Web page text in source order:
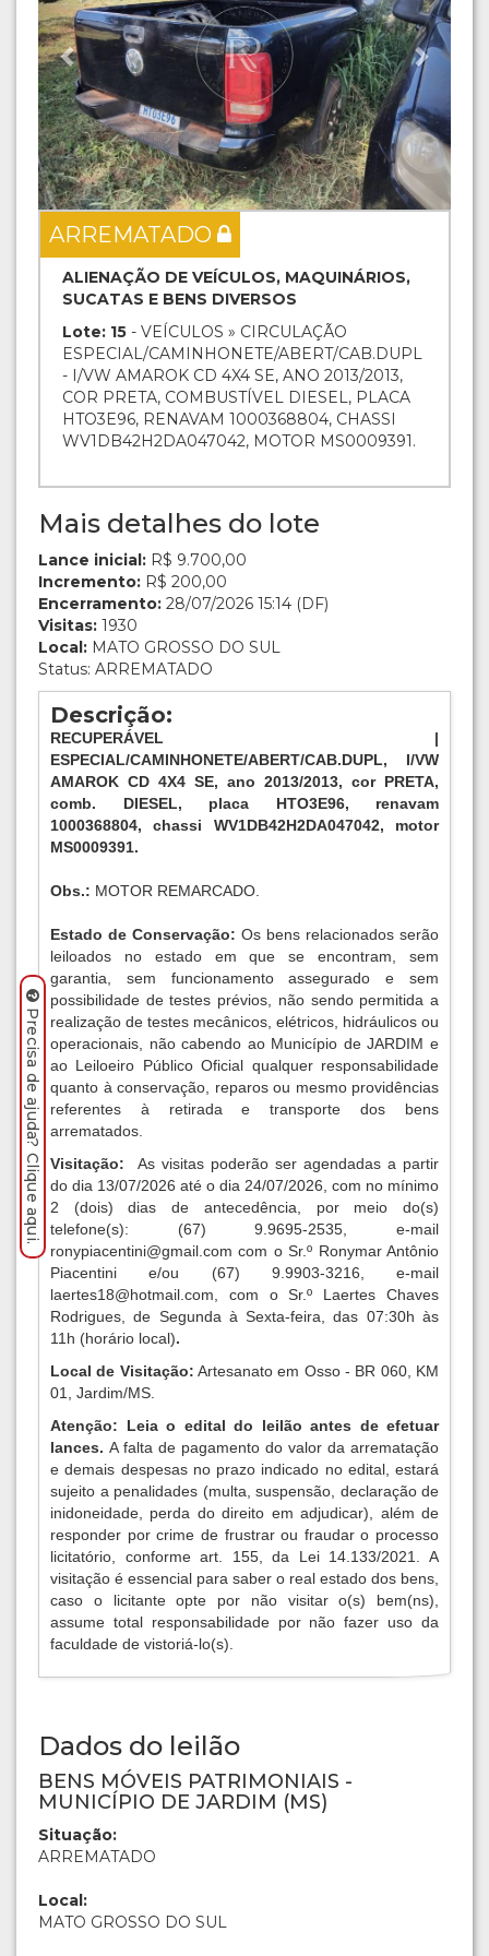
ARREMATADO
ALIENAÇÃO DE VEÍCULOS, MAQUINÁRIOS,
SUCATAS E BENS DIVERSOS
Lote: 15 - VEÍCULOS » CIRCULAÇÃO
ESPECIAL/CAMINHONETE/ABERT/CAB.DUPL
- I/VW AMAROK CD 4X4 SE, ANO 2013/2013,
COR PRETA, COMBUSTÍVEL DIESEL, PLACA
HTO3E96, RENAVAM 1000368804, CHASSI
WV1DB42H2DA047042, MOTOR MS0009391.
Mais detalhes do lote
Lance inicial: R$ 9.700,00
Incremento: R$ 200,00
Encerramento: 28/07/2026 15:14 (DF)
Visitas: 1930
Local: MATO GROSSO DO SUL
Status: ARREMATADO
Descrição:
RECUPERÁVEL |
ESPECIAL/CAMINHONETE/ABERT/CAB.DUPL, I/VW
AMAROK CD 4X4 SE, ano 2013/2013, cor PRETA,
comb. DIESEL, placa HTO3E96, renavam
1000368804, chassi WV1DB42H2DA047042, motor
MS0009391.
Obs.: MOTOR REMARCADO.
Estado de Conservação: Os bens relacionados serão
leiloados no estado em que se encontram, sem
garantia, sem funcionamento assegurado e sem
possibilidade de testes prévios, não sendo permitida a
realização de testes mecânicos, elétricos, hidráulicos ou
operacionais, não cabendo ao Município de JARDIM e
ao Leiloeiro Público Oficial qualquer responsabilidade
quanto à conservação, reparos ou mesmo providências
referentes à retirada e transporte dos bens
arrematados.
Visitação: As visitas poderão ser agendadas a partir
do dia 13/07/2026 até o dia 24/07/2026, com no mínimo
2 (dois) dias de antecedência, por meio do(s)
telefone(s): (67) 9.9695-2535, e-mail
ronypiacentini@gmail.com com o Sr.º Ronymar Antônio
Piacentini e/ou (67) 9.9903-3216, e-mail
laertes18@hotmail.com, com o Sr.º Laertes Chaves
Rodrigues, de Segunda à Sexta-feira, das 07:30h às
11h (horário local).
Local de Visitação: Artesanato em Osso - BR 060, KM
01, Jardim/MS.
Atenção: Leia o edital do leilão antes de efetuar
lances. A falta de pagamento do valor da arrematação
e demais despesas no prazo indicado no edital, estará
sujeito a penalidades (multa, suspensão, declaração de
inidoneidade, perda do direito em adjudicar), além de
responder por crime de frustrar ou fraudar o processo
licitatório, conforme art. 155, da Lei 14.133/2021. A
visitação é essencial para saber o real estado dos bens,
caso o licitante opte por não visitar o(s) bem(ns),
assume total responsabilidade por não fazer uso da
faculdade de vistoriá-lo(s).
Dados do leilão
BENS MÓVEIS PATRIMONIAIS -
MUNICÍPIO DE JARDIM (MS)
Situação:
ARREMATADO
Local:
MATO GROSSO DO SUL
Precisa de ajuda? Clique aqui.